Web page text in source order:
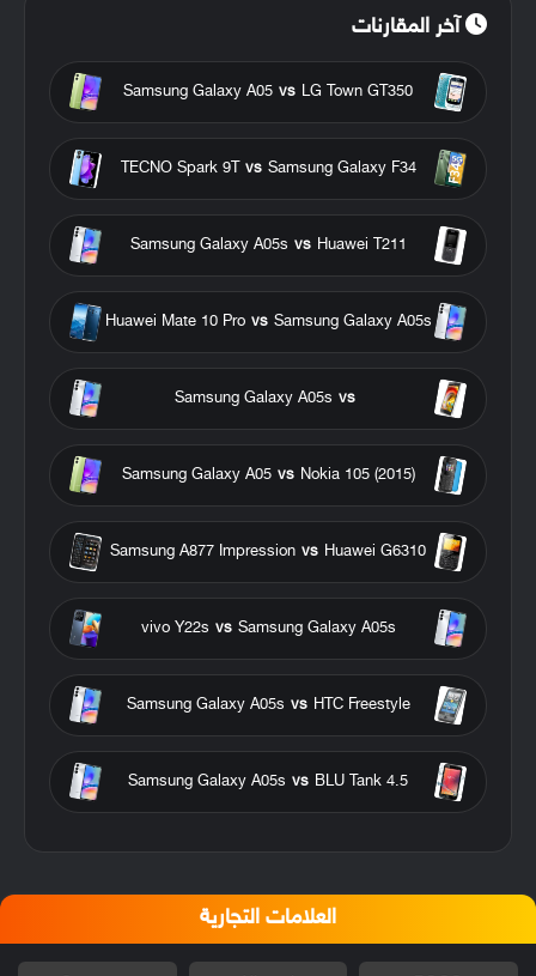
آخر المقارنات
LG Town GT350
vs
Samsung Galaxy A05
Samsung Galaxy F34
vs
TECNO Spark 9T
Huawei T211
vs
Samsung Galaxy A05s
Samsung Galaxy A05s
vs
Huawei Mate 10 Pro
vs
Samsung Galaxy A05s
Nokia 105 (2015)
vs
Samsung Galaxy A05
Huawei G6310
vs
Samsung A877 Impression
Samsung Galaxy A05s
vs
vivo Y22s
HTC Freestyle
vs
Samsung Galaxy A05s
BLU Tank 4.5
vs
Samsung Galaxy A05s
العلامات التجارية